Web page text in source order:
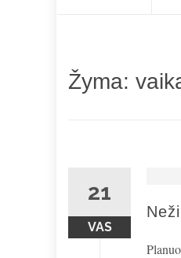
Žyma:
21
VAS